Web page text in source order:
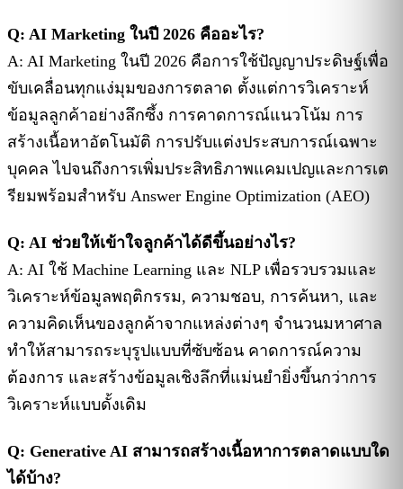
Q: AI Marketing ในปี 2026 คืออะไร?
A: AI Marketing ในปี 2026 คือการใช้ปัญญาประดิษฐ์เพื่อ
ขับเคลื่อนทุกแง่มุมของการตลาด ตั้งแต่การวิเคราะห์
ข้อมูลลูกค้าอย่างลึกซึ้ง การคาดการณ์แนวโน้ม การ
สร้างเนื้อหาอัตโนมัติ การปรับแต่งประสบการณ์เฉพาะ
บุคคล ไปจนถึงการเพิ่มประสิทธิภาพแคมเปญและการเต
รียมพร้อมสำหรับ Answer Engine Optimization (AEO)
Q: AI ช่วยให้เข้าใจลูกค้าได้ดีขึ้นอย่างไร?
A: AI ใช้ Machine Learning และ NLP เพื่อรวบรวมและ
วิเคราะห์ข้อมูลพฤติกรรม, ความชอบ, การค้นหา, และ
ความคิดเห็นของลูกค้าจากแหล่งต่างๆ จำนวนมหาศาล
ทำให้สามารถระบุรูปแบบที่ซับซ้อน คาดการณ์ความ
ต้องการ และสร้างข้อมูลเชิงลึกที่แม่นยำยิ่งขึ้นกว่าการ
วิเคราะห์แบบดั้งเดิม
Q: Generative AI สามารถสร้างเนื้อหาการตลาดแบบใด
ได้บ้าง?